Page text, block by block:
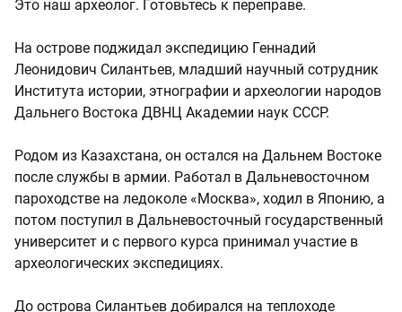
Это наш археолог. Готовьтесь к переправе.
На острове поджидал экспедицию Геннадий
Леонидович Силантьев, младший научный сотрудник
Института истории, этнографии и археологии народов
Дальнего Востока ДВНЦ Академии наук СССР.
Родом из Казахстана, он остался на Дальнем Востоке
после службы в армии. Работал в Дальневосточном
пароходстве на ледоколе «Москва», ходил в Японию, а
потом поступил в Дальневосточный государственный
университет и с первого курса принимал участие в
археологических экспедициях.
До острова Силантьев добирался на теплоходе